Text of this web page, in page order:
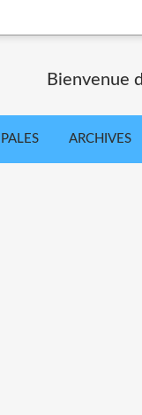
Bienvenue
ARCHIVES